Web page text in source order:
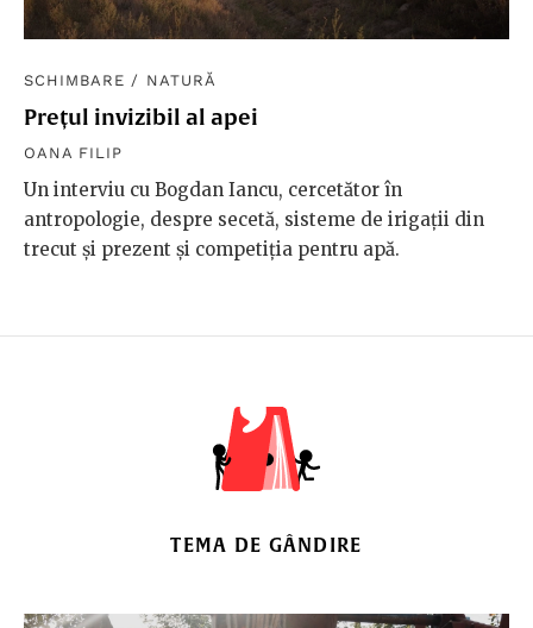
SCHIMBARE / NATURĂ
Prețul invizibil al apei
OANA FILIP
Un interviu cu Bogdan Iancu, cercetător în
antropologie, despre secetă, sisteme de irigații din
trecut și prezent și competiția pentru apă.
TEMA DE GÂNDIRE